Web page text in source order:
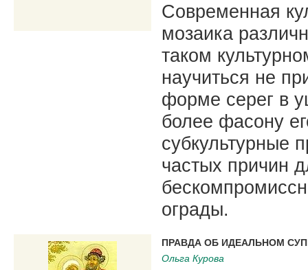
Современная
мозаика
таком
научиться не
форме серег в
более фасону
субкультурные
частых причин
ограды.
ПРАВДА ОБ ИДЕАЛЬНОМ
Ольга Курова